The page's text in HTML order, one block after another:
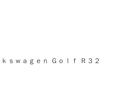
ｋｓｗａｇｅｎ Ｇｏｌｆ Ｒ３２